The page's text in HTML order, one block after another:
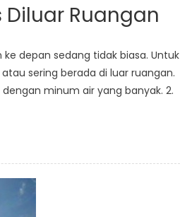
Ruangan
ke depan sedang tidak biasa. Untuk
sering berada di luar ruangan.
minum air yang banyak. 2.